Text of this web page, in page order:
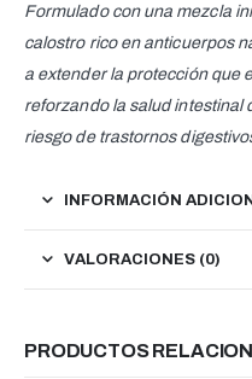
Formulado con una mezcla
calostro rico en anticuerpos
a extender la protección que
reforzando la salud intestinal
riesgo de trastornos
INFORMACIÓN
VALORACIONES (0)
PRODUCTOS